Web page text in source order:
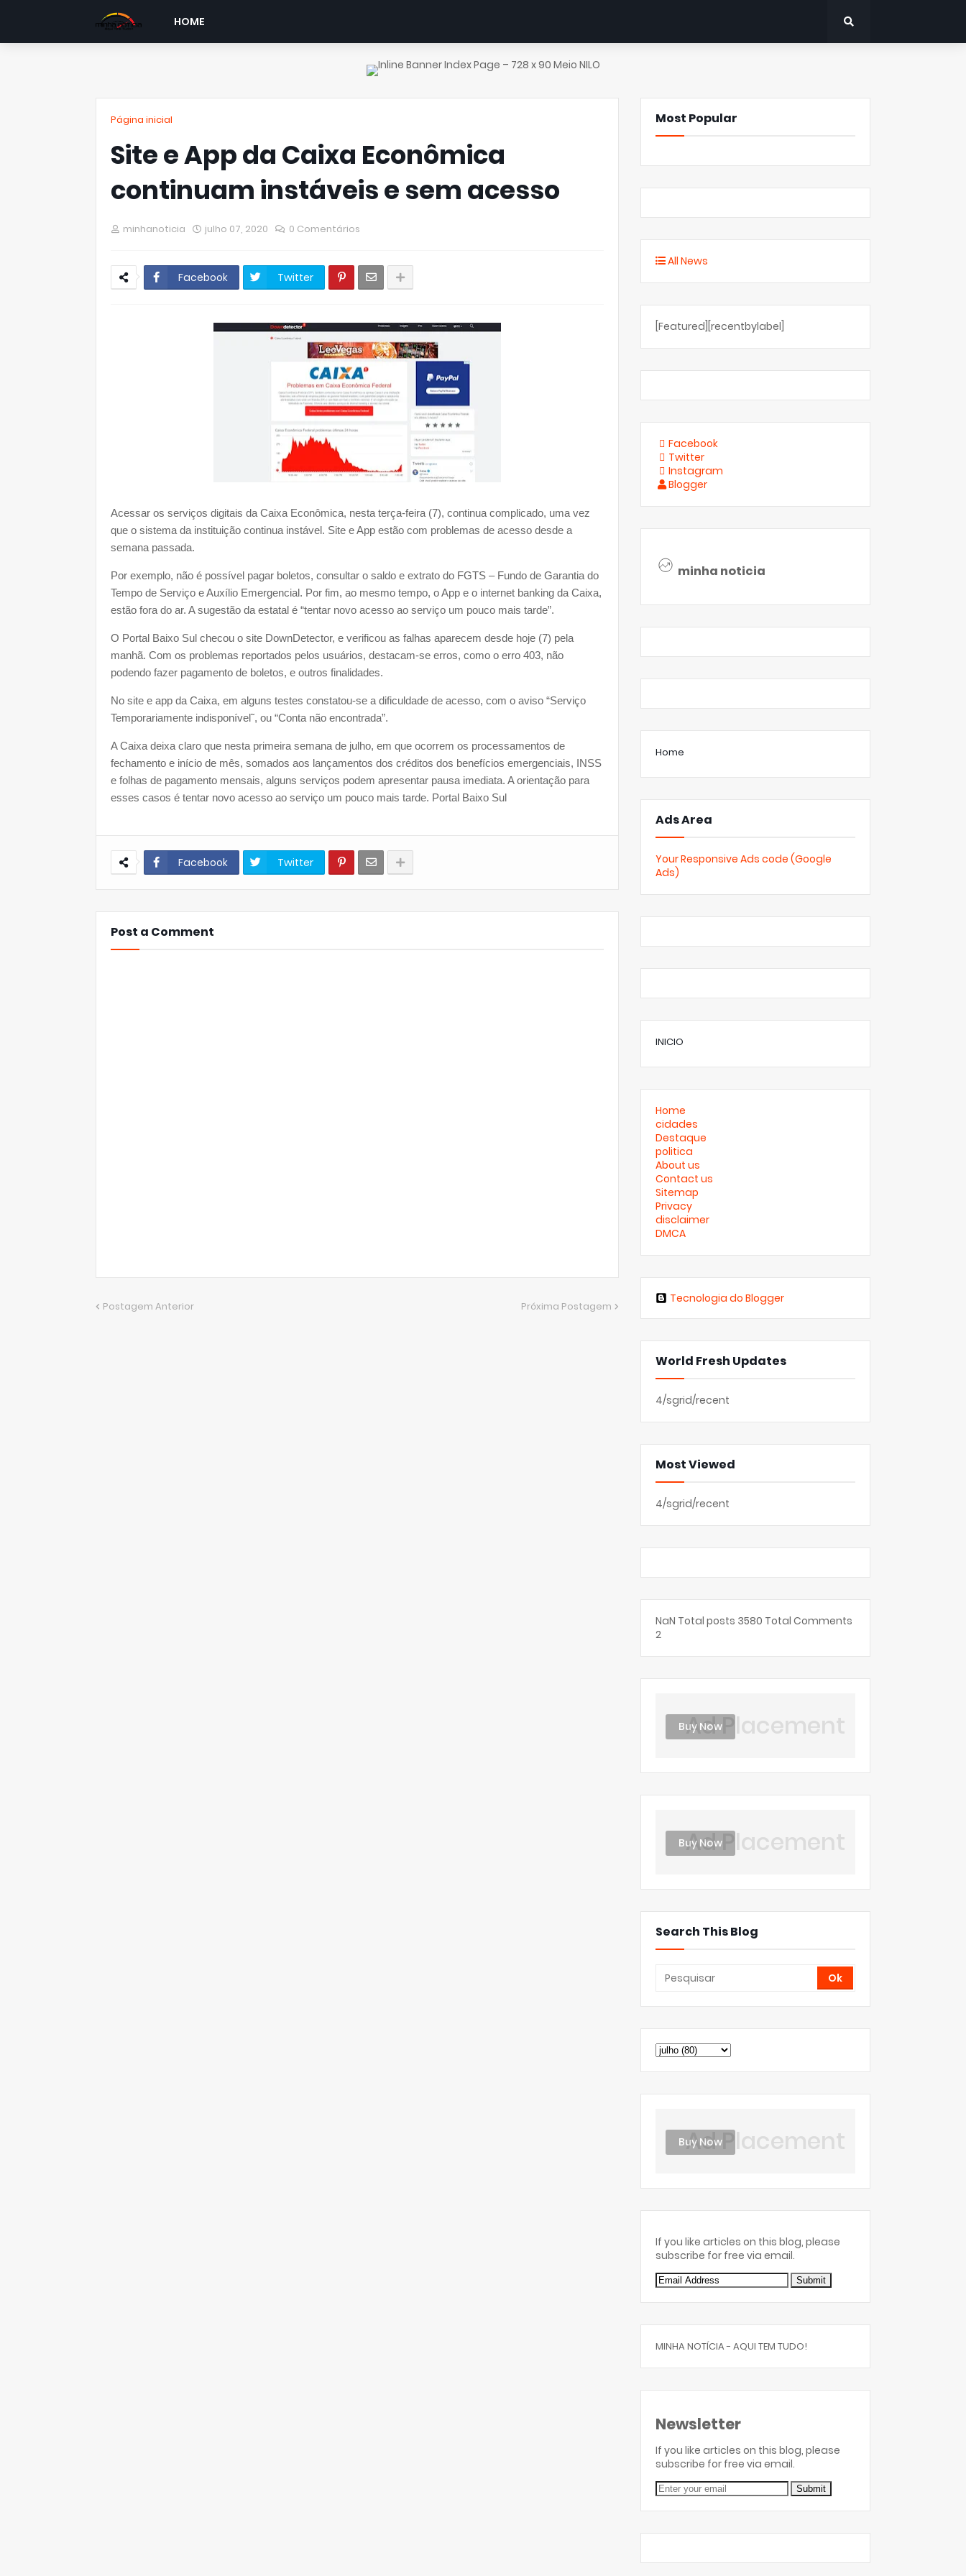
HOME
Página inicial
Site e App da Caixa Econômica
continuam instáveis e sem acesso
minhanoticia julho 07, 2020 0 Comentários
Facebook Twitter
Acessar os serviços digitais da Caixa Econômica, nesta terça-feira (7), continua complicado, uma vez
que o sistema da instituição continua instável. Site e App estão com problemas de acesso desde a
semana passada.
Por exemplo, não é possível pagar boletos, consultar o saldo e extrato do FGTS – Fundo de Garantia do
Tempo de Serviço e Auxílio Emergencial. Por fim, ao mesmo tempo, o App e o internet banking da Caixa,
estão fora do ar. A sugestão da estatal é “tentar novo acesso ao serviço um pouco mais tarde”.
O Portal Baixo Sul checou o site DownDetector, e verificou as falhas aparecem desde hoje (7) pela
manhã. Com os problemas reportados pelos usuários, destacam-se erros, como o erro 403, não
podendo fazer pagamento de boletos, e outros finalidades.
No site e app da Caixa, em alguns testes constatou-se a dificuldade de acesso, com o aviso “Serviço
Temporariamente indisponível˜, ou “Conta não encontrada”.
A Caixa deixa claro que nesta primeira semana de julho, em que ocorrem os processamentos de
fechamento e início de mês, somados aos lançamentos dos créditos dos benefícios emergenciais, INSS
e folhas de pagamento mensais, alguns serviços podem apresentar pausa imediata. A orientação para
esses casos é tentar novo acesso ao serviço um pouco mais tarde. Portal Baixo Sul
Facebook Twitter
Post a Comment
Postagem Anterior Próxima Postagem
Most Popular
All News
[Featured][recentbylabel]
Facebook
Twitter
Instagram
Blogger
minha noticia
Home
Ads Area
Your Responsive Ads code (Google
Ads)
INICIO
Home
cidades
Destaque
politica
About us
Contact us
Sitemap
Privacy
disclaimer
DMCA
Tecnologia do Blogger
World Fresh Updates
4/sgrid/recent
Most Viewed
4/sgrid/recent
NaN Total posts 3580 Total Comments
2
Buy Now
Ad Placement
Buy Now
Ad Placement
Search This Blog
Buy Now
Ad Placement
If you like articles on this blog, please
subscribe for free via email.
MINHA NOTÍCIA - AQUI TEM TUDO!
Newsletter
If you like articles on this blog, please
subscribe for free via email.